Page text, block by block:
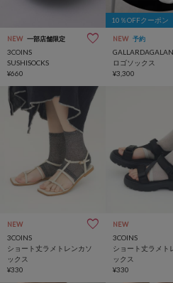
NEW 一部店舗限定
3COINS
SUSHISOCKS
¥660
10％OFFクーポン
NEW 予約
ロゴソックス
¥3,300
NEW
3COINS
ショート丈ラメトレンカソ
ックス
¥330
NEW
3COINS
ショート丈ラメト
ックス
¥330